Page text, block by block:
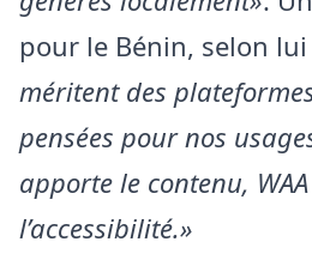
pour le Bénin, selon lui
méritent des
pensées pour nos
apporte le contenu,
l’accessibilité.»